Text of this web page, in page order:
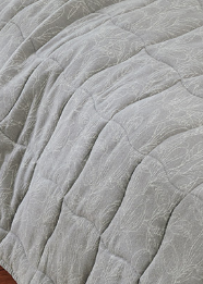
ショルダーバッグ
ブリーフケース
クラッチバッグ
ボディバッグ
リュック･バックパ
ボストンバッグ
スーツケース／キ
その他
シューズ
ルームウェア／パ
アンダーウェア
その他
バッグ
トートバッグ
ハンドバッグ
ショルダーバッグ
クラッチバッグ
キッチン家電
AV機器
その他
ホビー･キッズ
ホビー／玩具
人形／ぬいぐるみ
光学機器
ステーショナリー
AVソフト／書籍／